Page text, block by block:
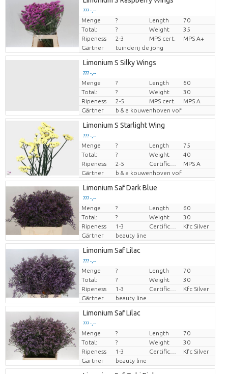
??? -,--
Preis pro Stück
Menge ? Length
70
Total:
? Weight
35
Ripeness
2-3 MPS cert.
MPS A+
Gärtner
tuinderij de jong
Limonium S Silky Wings
??? -,--
Preis pro Stück
Menge ? Length
60
Total:
? Weight
30
Ripeness
2-5 MPS cert.
MPS A
Gärtner
b & a kouwenhoven vof
Limonium S Starlight Wing
??? -,--
Preis pro Stück
Menge ? Length
75
Total:
? Weight
40
Ripeness
2-5
MPS A
Gärtner
b & a kouwenhoven vof
Limonium Saf Dark Blue
??? -,--
Preis pro Stück
Menge ? Length
60
Total:
? Weight
30
Ripeness
1-3
Kfc Silver
Gärtner
beauty line
Limonium Saf Lilac
??? -,--
Preis pro Stück
Menge ? Length
70
Total:
? Weight
30
Ripeness
1-3
Kfc Silver
Gärtner
beauty line
Limonium Saf Lilac
??? -,--
Preis pro Stück
Menge ? Length
70
Total:
? Weight
30
Ripeness
1-3
Kfc Silver
Gärtner
beauty line